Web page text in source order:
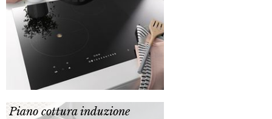
Piano cottura induzione